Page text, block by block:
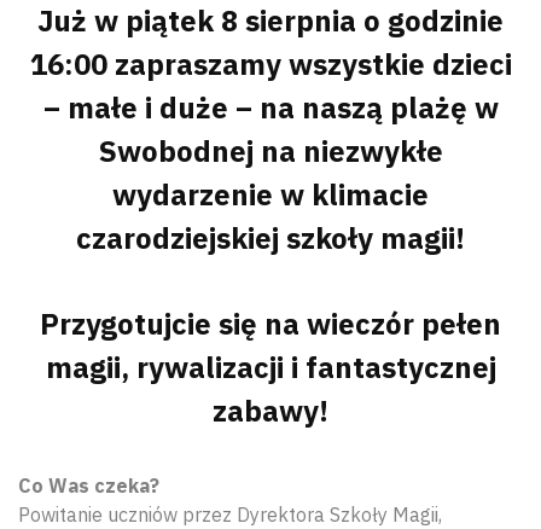
Już w piątek 8 sierpnia o godzinie
16:00 zapraszamy wszystkie dzieci
– małe i duże – na naszą plażę w
Swobodnej na niezwykłe
wydarzenie w klimacie
czarodziejskiej szkoły magii!
Przygotujcie się na wieczór pełen
magii, rywalizacji i fantastycznej
zabawy!
Co Was czeka?
Powitanie uczniów przez Dyrektora Szkoły Magii,